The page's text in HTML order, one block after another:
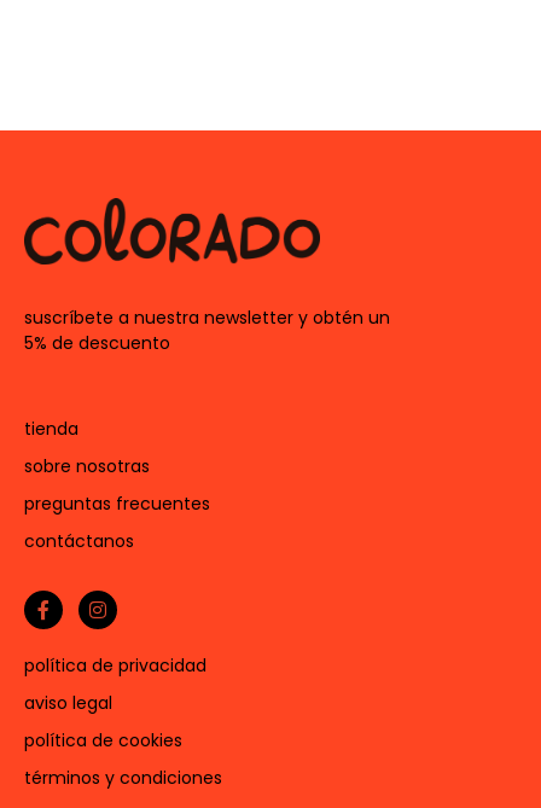
suscríbete a nuestra newsletter y obtén un
5% de descuento
tienda
sobre nosotras
preguntas frecuentes
contáctanos
política de privacidad
aviso legal
política de cookies
términos y condiciones